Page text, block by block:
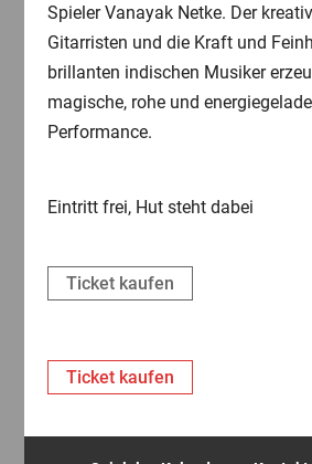
Spieler Vanayak Netke. Der
Gitarristen und die Kraft und
brillanten indischen Musiker
magische, rohe und
Performance.
Eintritt frei, Hut steht dabei
Ticket kaufen
Ticket kaufen